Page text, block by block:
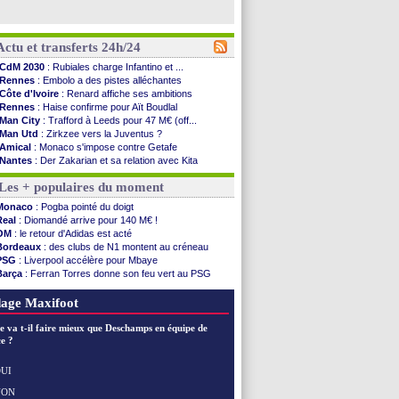
et transferts 24h/24
CdM 2030 : Rubiales charge Infantino et ...
Rennes : Embolo a des pistes alléchantes
Côte d'Ivoire : Renard affiche ses ambitions
Rennes : Haise confirme pour Aït Boudlal
Man City : Trafford à Leeds pour 47 M€ (off...
Man Utd : Zirkzee vers la Juventus ?
Amical : Monaco s'impose contre Getafe
Nantes : Der Zakarian et sa relation avec Kita
OM: le club prêt à libérer Kondogbia ?
Monaco: le message touchant d'Akliouche
FIFA: Tebas en remet une couche
FIFA: l'UEFA maintient la pression
PSG : Tebas encense Luis Enrique
Real: Vinicius jusqu'en 2032 (officiel)
Lyon: Mangala va rejoindre Getafe
OM : une offre refusée pour Aguerd
Real: c'est confirmé pour Vinicius
PSG : Akliouche a signé (officiel)
PSG: contrat signé pour Akliouche
Ouganda
Chelsea
+ populaires du moment
: Pogba pointé du doigt
: Diomandé arrive pour 140 M€ !
: le retour d'Adidas est acté
: des clubs de N1 montent au créneau
: Liverpool accélère pour Mbaye
: Ferran Torres donne son feu vert au PSG
: une nouvelle offre pour Vinicius
Maxifoot
va t-il faire mieux que Deschamps en équipe de
?